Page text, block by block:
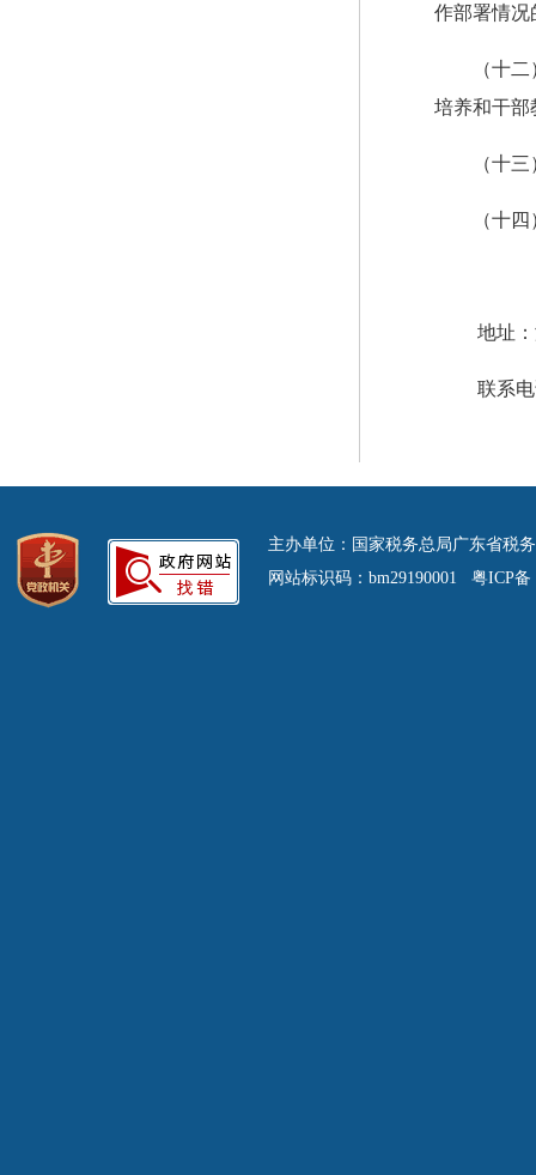
作部署情况
（十
培养和干部
（十
（十
地址
联系电
主办单位：国家税务总局广东省税
网站标识码：bm29190001 粤ICP